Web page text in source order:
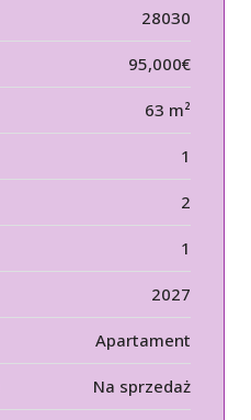
28030
95,000€
63 m²
1
2
1
2027
Apartament
Na sprzedaż